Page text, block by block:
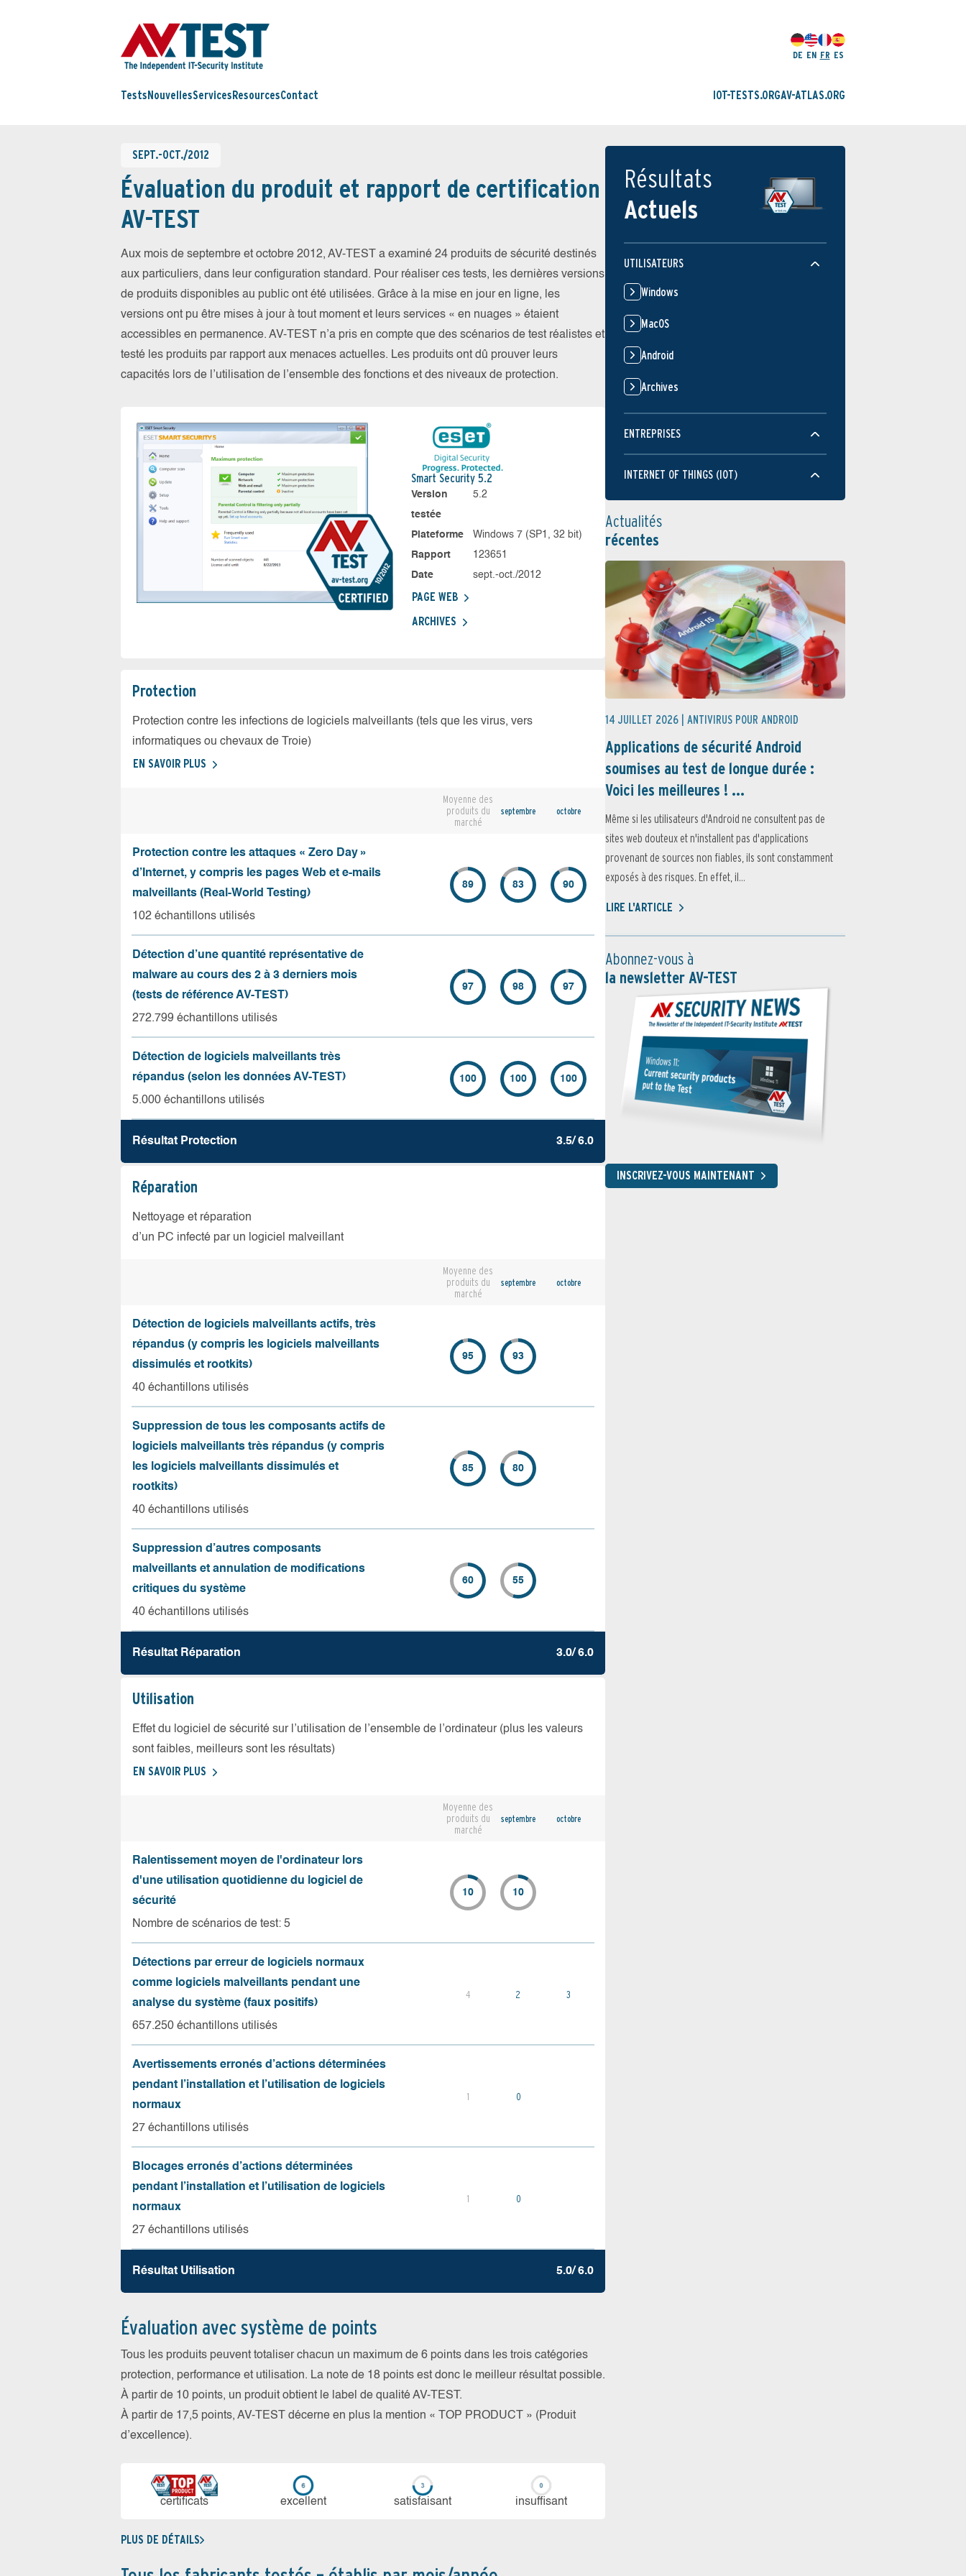
DE EN FR ES
Tests NouvellesServices ResourcesContact IOT-TESTS.ORGAV-ATLAS.ORG
SEPT.-OCT./2012
Évaluation du produit et rapport de certification
AV-TEST
Aux mois de septembre et octobre 2012, AV-TEST a examiné 24 produits de sécurité destinés
aux particuliers, dans leur configuration standard. Pour réaliser ces tests, les dernières versions
de produits disponibles au public ont été utilisées. Grâce à la mise en jour en ligne, les
versions ont pu être mises à jour à tout moment et leurs services « en nuages » étaient
accessibles en permanence. AV-TEST n’a pris en compte que des scénarios de test réalistes et
testé les produits par rapport aux menaces actuelles. Les produits ont dû prouver leurs
capacités lors de l’utilisation de l’ensemble des fonctions et des niveaux de protection.
Smart Security 5.2
Version
testée
5.2
Plateforme
Windows 7 (SP1, 32 bit)
Rapport
123651
Date
sept.-oct./2012
PAGE WEB
ARCHIVES
Protection
Protection contre les infections de logiciels malveillants (tels que les virus, vers
informatiques ou chevaux de Troie)
EN SAVOIR PLUS
Moyenne des
produits du
marché
septembre octobre
Protection contre les attaques « Zero Day »
d’Internet, y compris les pages Web et e-mails
malveillants (Real-World Testing)
102 échantillons utilisés
89 83 90
Détection d’une quantité représentative de
malware au cours des 2 à 3 derniers mois
(tests de référence AV-TEST)
272.799 échantillons utilisés
97 98 97
Détection de logiciels malveillants très
répandus (selon les données AV-TEST)
5.000 échantillons utilisés
100 100 100
Résultat Protection 3.5/ 6.0
Réparation
Nettoyage et réparation
d’un PC infecté par un logiciel malveillant
Moyenne des
produits du
marché
septembre octobre
Détection de logiciels malveillants actifs, très
répandus (y compris les logiciels malveillants
dissimulés et rootkits)
40 échantillons utilisés
95 93
Suppression de tous les composants actifs de
logiciels malveillants très répandus (y compris
les logiciels malveillants dissimulés et
rootkits)
40 échantillons utilisés
85 80
Suppression d’autres composants
malveillants et annulation de modifications
critiques du système
40 échantillons utilisés
60 55
Résultat Réparation 3.0/ 6.0
Utilisation
Effet du logiciel de sécurité sur l’utilisation de l’ensemble de l’ordinateur (plus les valeurs
sont faibles, meilleurs sont les résultats)
EN SAVOIR PLUS
Moyenne des
produits du
marché
septembre octobre
Ralentissement moyen de l'ordinateur lors
d'une utilisation quotidienne du logiciel de
sécurité
Nombre de scénarios de test: 5
10 10
Détections par erreur de logiciels normaux
comme logiciels malveillants pendant une
analyse du système (faux positifs)
657.250 échantillons utilisés
4 2 3
Avertissements erronés d’actions déterminées
pendant l’installation et l’utilisation de logiciels
normaux
27 échantillons utilisés
1 0
Blocages erronés d’actions déterminées
pendant l’installation et l’utilisation de logiciels
normaux
27 échantillons utilisés
1 0
Résultat Utilisation 5.0/ 6.0
Évaluation avec système de points
Tous les produits peuvent totaliser chacun un maximum de 6 points dans les trois catégories
protection, performance et utilisation. La note de 18 points est donc le meilleur résultat possible.
À partir de 10 points, un produit obtient le label de qualité AV-TEST.
À partir de 17,5 points, AV-TEST décerne en plus la mention « TOP PRODUCT » (Produit
d’excellence).
certi­ficats ex­cellent sa­tis­fai­sant in­suf­fi­sant
PLUS DE DÉTAILS
Résultats
Actuels
UTILISATEURS
Windows
MacOS
Android
Archives
ENTREPRISES
INTERNET OF THINGS (IOT)
Actualités
récentes
14 JUILLET 2026 | ANTIVIRUS POUR ANDROID
Applications de sécurité Android
soumises au test de longue durée :
Voici les meilleures ! ...
Même si les utilisateurs d'Android ne consultent pas de
sites web douteux et n'installent pas d'applications
provenant de sources non fiables, ils sont constamment
exposés à des risques. En effet, il...
LIRE L'ARTICLE
Abonnez-vous à
la newsletter AV-TEST
INSCRIVEZ-VOUS MAINTENANT